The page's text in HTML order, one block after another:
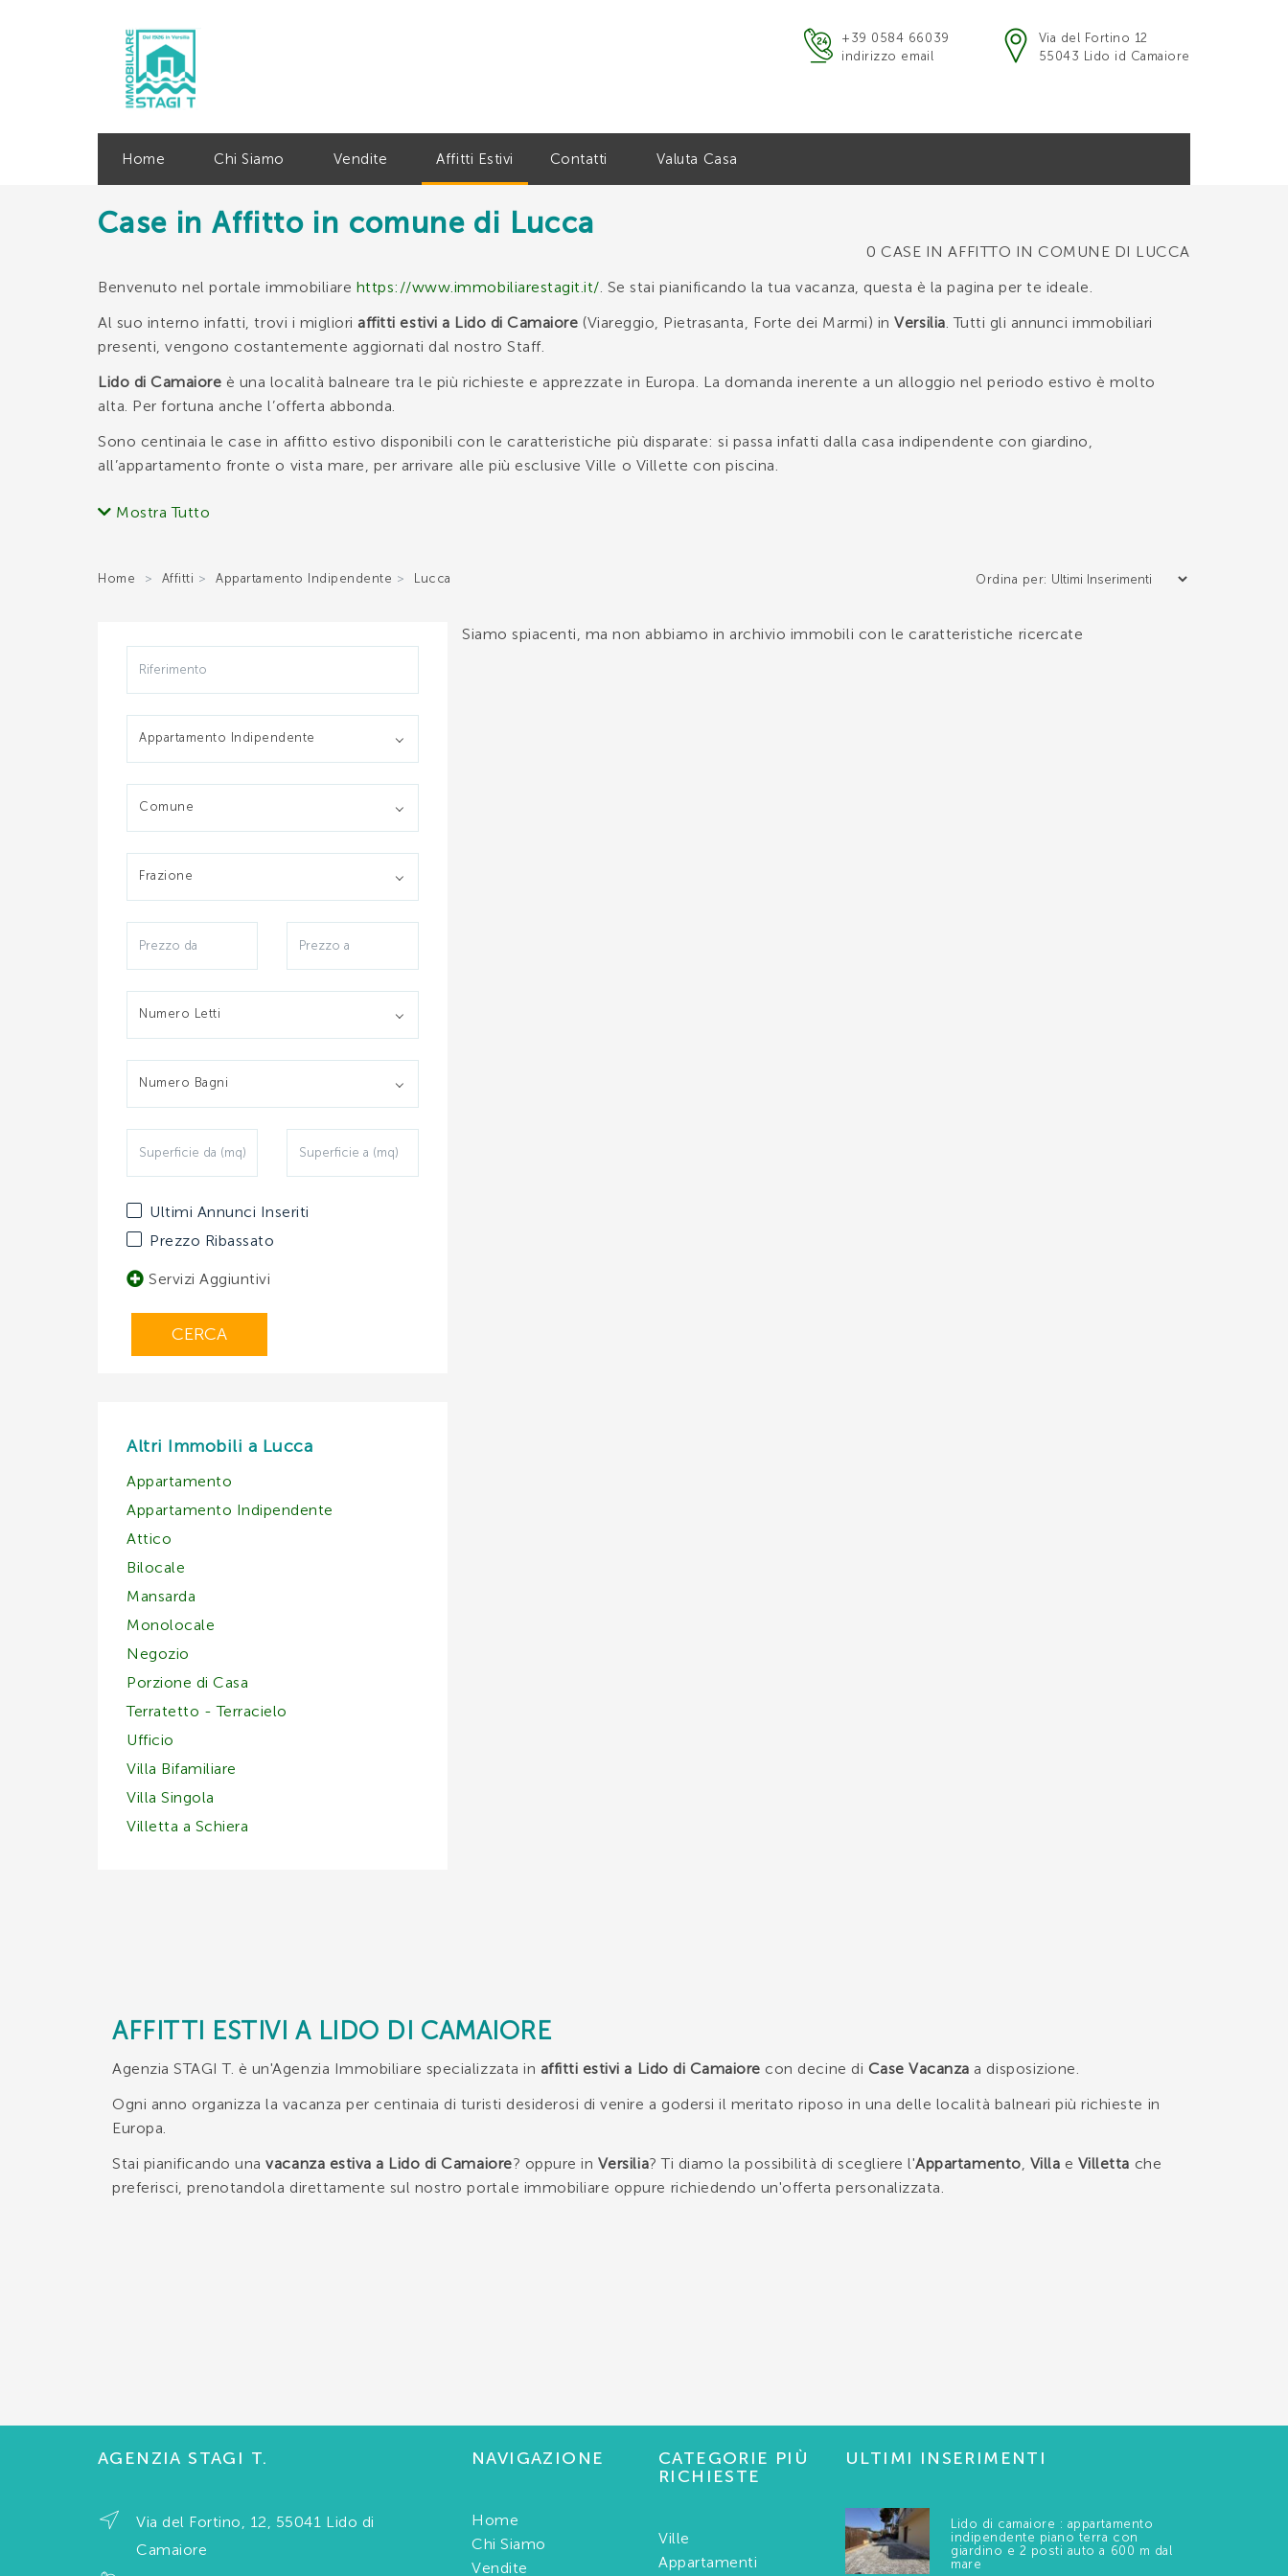
+39 0584 66039
indirizzo email
Via del Fortino 12
55043 Lido id Camaiore
Home Chi Siamo Vendite Affitti Estivi Contatti Valuta Casa
Case in Affitto in comune di Lucca
0 CASE IN AFFITTO IN COMUNE DI LUCCA
Benvenuto nel portale immobiliare https://www.immobiliarestagit.it/ . Se stai pianificando la tua vacanza, questa è la pagina per te ideale.
Al suo interno infatti, trovi i migliori affitti estivi a Lido di Camaiore (Viareggio, Pietrasanta, Forte dei Marmi) inVersilia . Tutti gli annunci immobiliari
presenti, vengono costantemente aggiornati dal nostro Staff.
Lido di Camaiore è una località balneare tra le più richieste e apprezzate in Europa. La domanda inerente a un alloggio nel periodo estivo è molto
alta. Per fortuna anche l’offerta abbonda.
Sono centinaia le case in affitto estivo disponibili con le caratteristiche più disparate: si passa infatti dalla casa indipendente con giardino,
all’appartamento fronte o vista mare, per arrivare alle più esclusive Ville o Villette con piscina.
informazioni necessarie.
Mostra Tutto
Home Affitti Appartamento Indipendente Lucca Ordina per:
Appartamento Indipendente
Comune
Frazione
Numero Letti
Numero Bagni
Ultimi Annunci Inseriti
Prezzo Ribassato
Servizi Aggiuntivi
CERCA
Altri Immobili a Lucca
Appartamento
Appartamento Indipendente
Attico
Bilocale
Mansarda
Monolocale
Negozio
Porzione di Casa
Terratetto - Terracielo
Ufficio
Villa Bifamiliare
Villa Singola
Villetta a Schiera
Siamo spiacenti, ma non abbiamo in archivio immobili con le caratteristiche ricercate
AFFITTI ESTIVI A LIDO DI CAMAIORE
Agenzia STAGI T. è un'Agenzia Immobiliare specializzata in affitti estivi a Lido di Camaiore con decine di Case Vacanza a disposizione.
Ogni anno organizza la vacanza per centinaia di turisti desiderosi di venire a godersi il meritato riposo in una delle località balneari più richieste in
Europa.
Stai pianificando unavacanza estiva a Lido di Camaiore? oppure in Versilia? Ti diamo la possibilità di scegliere l'Appartamento Villa e Villetta che
preferisci, prenotandola direttamente sul nostro portale immobiliare oppure richiedendo un'offerta personalizzata.
AGENZIA STAGI T.
Via del Fortino, 12, 55041 Lido di
Camaiore
NAVIGAZIONE
Home
Chi Siamo
Vendite
CATEGORIE PIÙ
RICHIESTE
Ville
Appartamenti
ULTIMI INSERIMENTI
Lido di camaiore : appartamento
indipendente piano terra con
giardino e 2 posti auto a 600 m dal
mare
388 5744349
*Il tuo cognome
Ho letto, compreso e accettato i
*Controllo Antispam: qual è il numero fra 9 e 11?